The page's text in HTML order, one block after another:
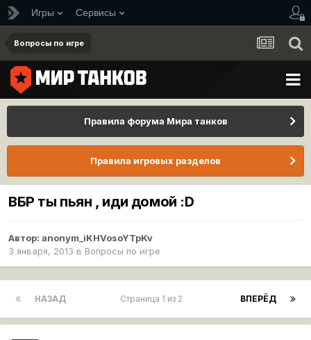
Игры Сервисы
Вопросы по игре
Правила форума Мира танков
Правила игровых разделов
ВБР ты пьян , иди домой :D
Автор: anonym_iKHVosoYTpKv
3 января, 2013 в Вопросы по игре
НАЗАД ВПЕРЁД
Страница 1 из 2